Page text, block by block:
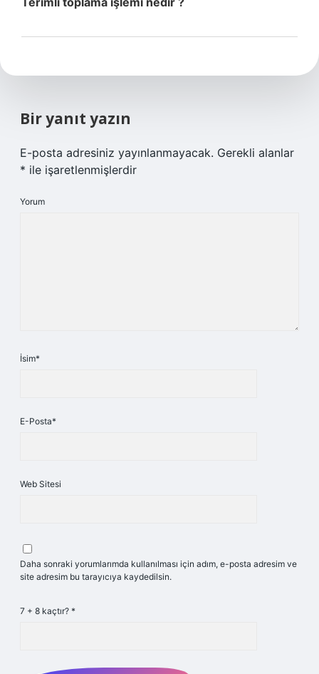
Bir yanıt yazın
E-posta adresiniz yayınlanmayacak. Gerekli alanlar
* ile işaretlenmişlerdir
Yorum
İsim*
E-Posta*
Web Sitesi
Daha sonraki yorumlarımda kullanılması için adım, e-posta adresim ve
site adresim bu tarayıcıya kaydedilsin.
7 + 8 kaçtır? *